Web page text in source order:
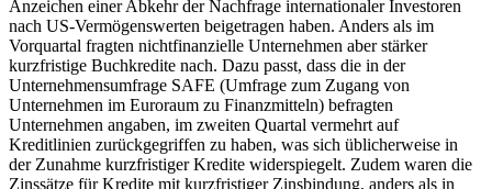
Anzeichen einer Abkehr der Nachfrage internationaler Investoren
nach US-Vermögenswerten beigetragen haben. Anders als im
Vorquartal fragten nichtfinanzielle Unternehmen aber stärker
kurzfristige Buchkredite nach. Dazu passt, dass die in der
Unternehmensumfrage SAFE (Umfrage zum Zugang von
Unternehmen im Euroraum zu Finanzmitteln) befragten
Unternehmen angaben, im zweiten Quartal vermehrt auf
Kreditlinien zurückgegriffen zu haben, was sich üblicherweise in
der Zunahme kurzfristiger Kredite widerspiegelt. Zudem waren die
Zinssätze für Kredite mit kurzfristiger Zinsbindung, anders als in